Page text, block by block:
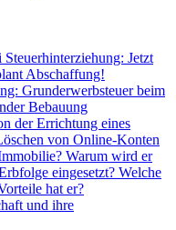
Steuerhinterziehung: Jetzt
Abschaffung!
Grunderwerbsteuer beim
Bebauung
der Errichtung eines
von Online-Konten
Warum wird er
eingesetzt? Welche
hat er?
und ihre